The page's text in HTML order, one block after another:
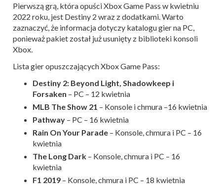
Pierwszą grą, która opuści Xbox Game Pass w kwietniu
2022 roku, jest Destiny 2 wraz z dodatkami. Warto
zaznaczyć, że informacja dotyczy katalogu gier na PC,
ponieważ pakiet został już usunięty z biblioteki konsoli
Xbox.
Lista gier opuszczających Xbox Game Pass:
Destiny 2: Beyond Light, Shadowkeep i
Forsaken – PC – 12 kwietnia
MLB The Show 21 – Konsole i chmura –16 kwietnia
Pathway – PC – 16 kwietnia
Rain On Your Parade – Konsole, chmura i PC – 16
kwietnia
The Long Dark – Konsole, chmura i PC – 16
kwietnia
F1 2019 – Konsole, chmura i PC – 18 kwietnia